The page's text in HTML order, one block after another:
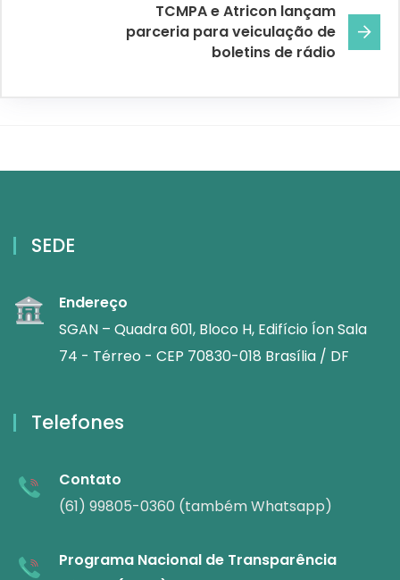
TCMPA e Atricon lançam
parceria para veiculação de
boletins de rádio
SEDE
Endereço
SGAN – Quadra 601, Bloco H, Edifício Íon Sala
74 - Térreo - CEP 70830-018 Brasília / DF
Telefones
Contato
(61) 99805-0360 (também Whatsapp)
Programa Nacional de Transparência